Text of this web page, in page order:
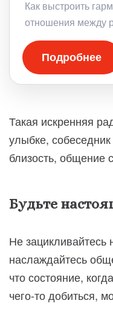
Как выстроить
отношения между
Подробнее
Такая искренняя
улыбке, собеседник
близость, общение
Будьте
Не зацикливайтесь
наслаждайтесь
что состояние,
чего-то добиться,